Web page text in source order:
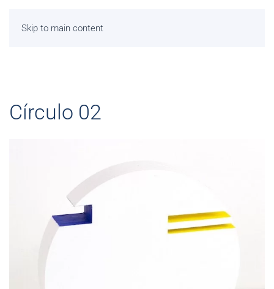
Skip to main content
Círculo 02